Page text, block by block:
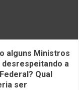
alguns Ministros
desrespeitando a
Qual
ser